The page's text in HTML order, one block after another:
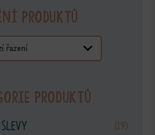
produktů
produktů
(19)